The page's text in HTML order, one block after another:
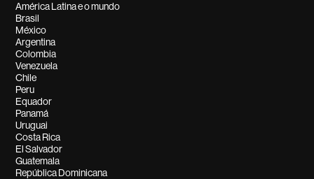
América Latina e o mundo
Brasil
México
Argentina
Colombia
Venezuela
Chile
Peru
Equador
Panamá
Uruguai
Costa Rica
El Salvador
Guatemala
República Dominicana